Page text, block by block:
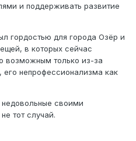
и поддерживать развитие
гордостью для города Озёр и
в которых сейчас
возможным только из-за
его непрофессионализма как
своими
тот случай.